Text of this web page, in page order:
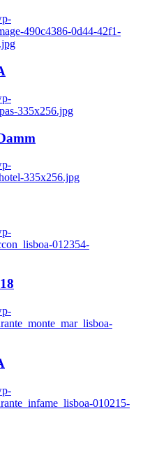
490c4386-0d44-42f1-
335x256.jpg
335x256.jpg
012354-
010215-